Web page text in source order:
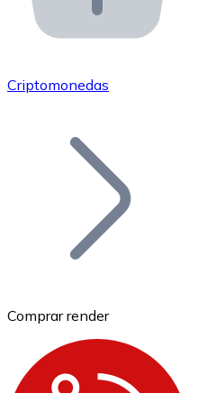
Integra nuestra API en tu
Únete a nuestra red de
Añade tu proyecto a
Bitcoin
Criptomonedas
Comprar render